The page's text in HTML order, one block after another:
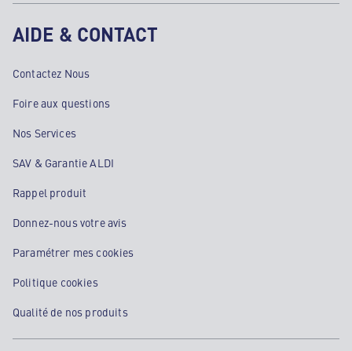
AIDE & CONTACT
Contactez Nous
Foire aux questions
Nos Services
SAV & Garantie ALDI
Rappel produit
Donnez-nous votre avis
Paramétrer mes cookies
Politique cookies
Qualité de nos produits